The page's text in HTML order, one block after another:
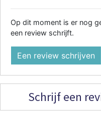
Op dit moment is er nog
een review schrijft.
Een review schrijven
Schrijf een